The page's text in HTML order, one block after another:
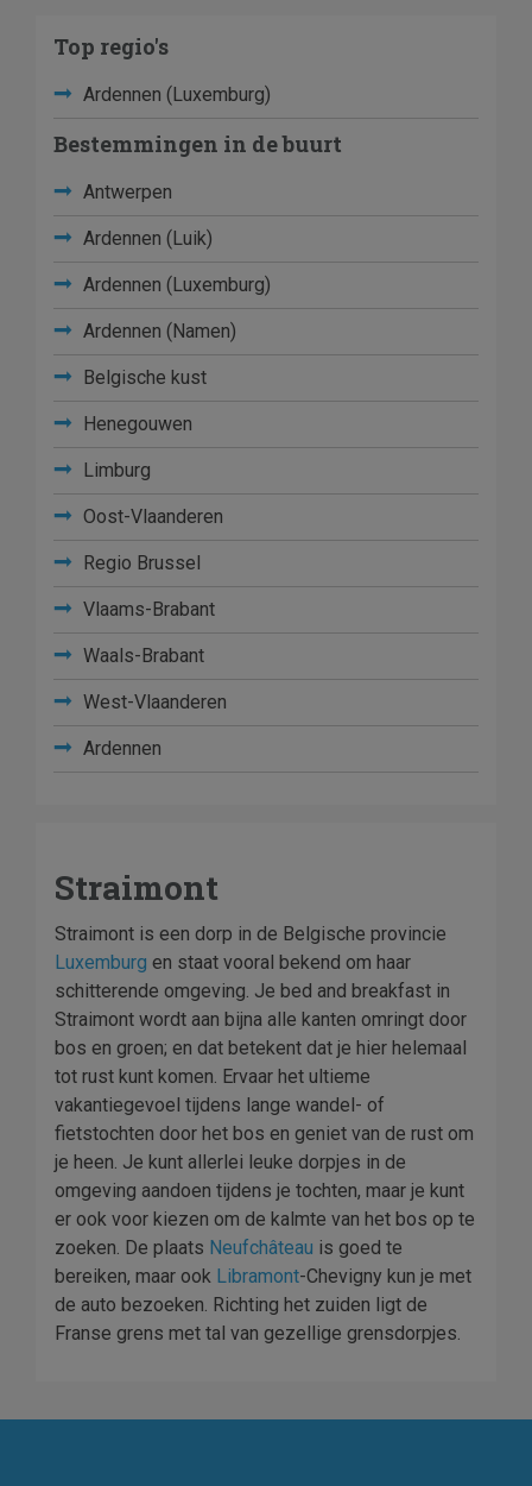
Top regio's
Ardennen (Luxemburg)
Bestemmingen in de buurt
Antwerpen
Ardennen (Luik)
Ardennen (Luxemburg)
Ardennen (Namen)
Belgische kust
Henegouwen
Limburg
Oost-Vlaanderen
Regio Brussel
Vlaams-Brabant
Waals-Brabant
West-Vlaanderen
Ardennen
Straimont
Straimont is een dorp in de Belgische provincie
Luxemburg en staat vooral bekend om haar
schitterende omgeving. Je bed and breakfast in
Straimont wordt aan bijna alle kanten omringt door
bos en groen; en dat betekent dat je hier helemaal
tot rust kunt komen. Ervaar het ultieme
vakantiegevoel tijdens lange wandel- of
fietstochten door het bos en geniet van de rust om
je heen. Je kunt allerlei leuke dorpjes in de
omgeving aandoen tijdens je tochten, maar je kunt
er ook voor kiezen om de kalmte van het bos op te
zoeken. De plaats Neufchâteau is goed te
bereiken, maar ook Libramont-Chevigny kun je met
de auto bezoeken. Richting het zuiden ligt de
Franse grens met tal van gezellige grensdorpjes.